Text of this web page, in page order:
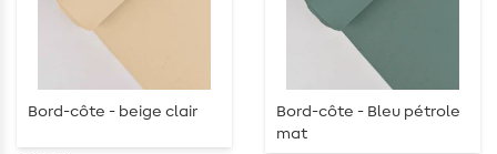
Bord-côte - beige clair
Bord-côte - Bleu pétrole
mat